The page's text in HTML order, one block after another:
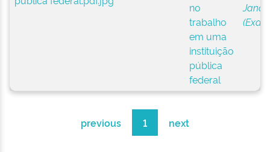
no
trabalho
em uma
instituição
pública
federal
previous 1 next